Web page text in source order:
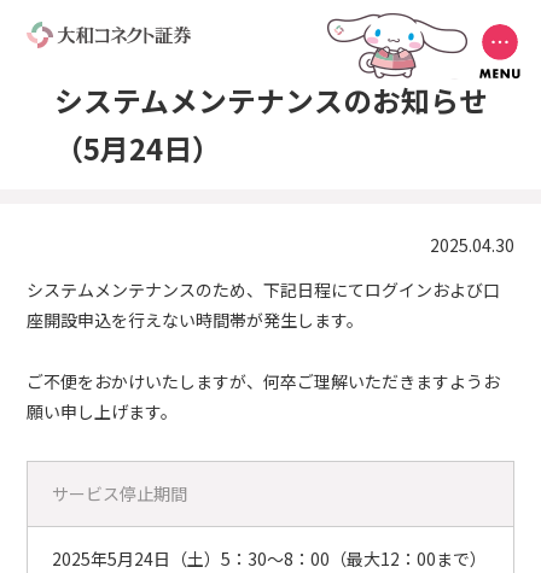
システムメンテナンスのお知らせ
（5月24日）
2025.04.30
システムメンテナンスのため、下記日程にてログインおよび口
座開設申込を行えない時間帯が発生します。
ご不便をおかけいたしますが、何卒ご理解いただきますようお
願い申し上げます。
サービス停止期間
2025年5月24日（土）5：30～8：00（最大12：00まで）